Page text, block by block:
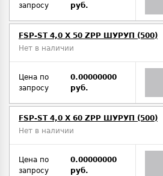
запросу
руб.
FSP-ST 4,0 X 50 ZPP ШУРУП (500)
Нет в наличии
Цена по
запросу
0.00000000
руб.
FSP-ST 4,0 X 60 ZPP ШУРУП (500)
Нет в наличии
Цена по
запросу
0.00000000
руб.